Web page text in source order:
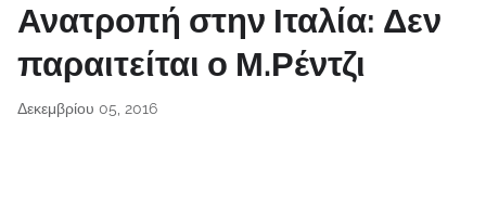
Ανατροπή στην Ιταλία: Δεν
παραιτείται ο Μ.Ρέντζι
Δεκεμβρίου 05, 2016